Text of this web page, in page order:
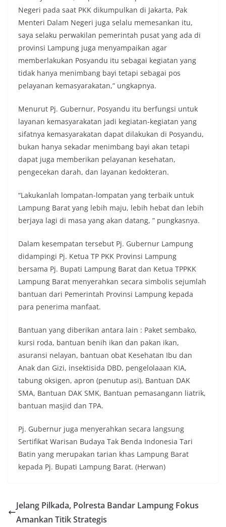
Negeri pada saat PKK dikumpulkan di Jakarta, Pak
Menteri Dalam Negeri juga selalu memesankan itu,
saya selaku perwakilan pemerintah pusat yang ada di
provinsi Lampung juga menyampaikan agar
memberlakukan Posyandu itu sebagai kegiatan yang
tidak hanya menimbang bayi tetapi sebagai pos
pelayanan kemasyarakatan,” ungkapnya.
Menurut Pj. Gubernur, Posyandu itu berfungsi untuk
layanan kemasyarakatan jadi kegiatan-kegiatan yang
sifatnya kemasyarakatan dapat dilakukan di Posyandu,
bukan hanya sekadar menimbang bayi akan tetapi
dapat juga memberikan pelayanan kesehatan,
pengecekan darah, dan layanan kedokteran.
“Lakukanlah lompatan-lompatan yang terbaik untuk
Lampung Barat yang lebih maju, lebih hebat dan lebih
berjaya lagi di masa yang akan datang, ” pungkasnya.
Dalam kesempatan tersebut Pj. Gubernur Lampung
didampingi Pj. Ketua TP PKK Provinsi Lampung
bersama Pj. Bupati Lampung Barat dan Ketua TPPKK
Lampung Barat menyerahkan secara simbolis sejumlah
bantuan dari Pemerintah Provinsi Lampung kepada
para penerima manfaat.
Bantuan yang diberikan antara lain : Paket sembako,
kursi roda, bantuan benih ikan dan pakan ikan,
asuransi nelayan, bantuan obat Kesehatan Ibu dan
Anak dan Gizi, insektisida DBD, pengelolaaan KIA,
tabung oksigen, apron (penutup asi), Bantuan DAK
SMA, Bantuan DAK SMK, Bantuan pemasangann liatrik,
bantuan masjid dan TPA.
Pj. Gubernur juga menyerahkan secara langsung
Sertifikat Warisan Budaya Tak Benda Indonesia Tari
Batin yang merupakan tarian khas Lampung Barat
kepada Pj. Bupati Lampung Barat. (Herwan)
Jelang Pilkada, Polresta Bandar Lampung Fokus
Amankan Titik Strategis